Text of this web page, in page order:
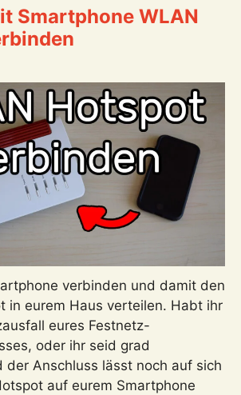
Smartphone WLAN
verbinden und damit den
in eurem Haus verteilen. Habt ihr
eures Festnetz-
oder ihr seid grad
der Anschluss lässt noch auf sich
auf eurem Smartphone